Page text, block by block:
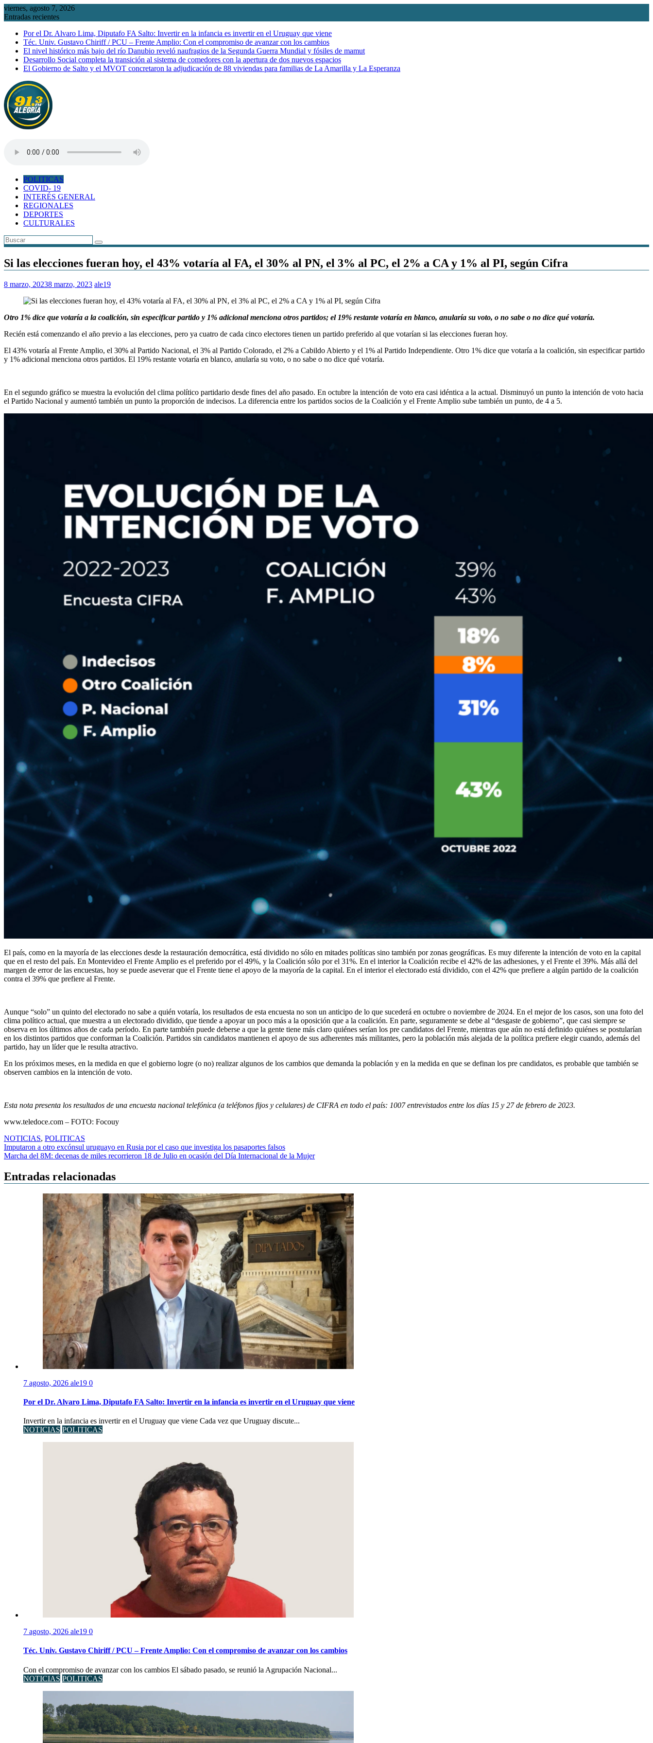
Saltar
al
viernes, agosto 7, 2026
Entradas recientes
Por el Dr. Alvaro Lima, Diputafo FA Salto: Invertir en la infancia es invertir en el Uruguay que viene
Téc. Univ. Gustavo Chiriff / PCU – Frente Amplio: Con el compromiso de avanzar con los cambios
El nivel histórico más bajo del río Danubio reveló naufragios de la Segunda Guerra Mundial y fósiles de mamut
Desarrollo Social completa la transición al sistema de comedores con la apertura de dos nuevos espacios
El Gobierno de Salto y el MVOT concretaron la adjudicación de 88 viviendas para familias de La Amarilla y La Esperanza
POLITICAS
COVID- 19
INTERÉS GENERAL
REGIONALES
DEPORTES
CULTURALES
Si las elecciones fueran hoy, el 43% votaría al FA, el 30% al PN, el 3% al PC, el 2% a CA y 1% al PI, según Cifra
8 marzo, 20238 marzo, 2023 ale19
Otro 1% dice que votaría a la coalición, sin especificar partido y 1% adicional menciona otros partidos; el 19% restante votaría en blanco, anularía su voto, o no sabe o no dice qué votaría.
Recién está comenzando el año previo a las elecciones, pero ya cuatro de cada cinco electores tienen un partido preferido al que votarían si las elecciones fueran hoy.
El 43% votaría al Frente Amplio, el 30% al Partido Nacional, el 3% al Partido Colorado, el 2% a Cabildo Abierto y el 1% al Partido Independiente. Otro 1% dice que votaría a la coalición, sin especificar partido
y 1% adicional menciona otros partidos. El 19% restante votaría en blanco, anularía su voto, o no sabe o no dice qué votaría.
En el segundo gráfico se muestra la evolución del clima político partidario desde fines del año pasado. En octubre la intención de voto era casi idéntica a la actual. Disminuyó un punto la intención de voto hacia
el Partido Nacional y aumentó también un punto la proporción de indecisos. La diferencia entre los partidos socios de la Coalición y el Frente Amplio sube también un punto, de 4 a 5.
El país, como en la mayoría de las elecciones desde la restauración democrática, está dividido no sólo en mitades políticas sino también por zonas geográficas. Es muy diferente la intención de voto en la capital
que en el resto del país. En Montevideo el Frente Amplio es el preferido por el 49%, y la Coalición sólo por el 31%. En el interior la Coalición recibe el 42% de las adhesiones, y el Frente el 39%. Más allá del
margen de error de las encuestas, hoy se puede aseverar que el Frente tiene el apoyo de la mayoría de la capital. En el interior el electorado está dividido, con el 42% que prefiere a algún partido de la coalición
contra el 39% que prefiere al Frente.
Aunque “solo” un quinto del electorado no sabe a quién votaría, los resultados de esta encuesta no son un anticipo de lo que sucederá en octubre o noviembre de 2024. En el mejor de los casos, son una foto del
clima político actual, que muestra a un electorado dividido, que tiende a apoyar un poco más a la oposición que a la coalición. En parte, seguramente se debe al “desgaste de gobierno”, que casi siempre se
observa en los últimos años de cada período. En parte también puede deberse a que la gente tiene más claro quiénes serían los pre candidatos del Frente, mientras que aún no está definido quiénes se postularían
en los distintos partidos que conforman la Coalición. Partidos sin candidatos mantienen el apoyo de sus adherentes más militantes, pero la población más alejada de la política prefiere elegir cuando, además del
partido, hay un líder que le resulta atractivo.
En los próximos meses, en la medida en que el gobierno logre (o no) realizar algunos de los cambios que demanda la población y en la medida en que se definan los pre candidatos, es probable que también se
observen cambios en la intención de voto.
Esta nota presenta los resultados de una encuesta nacional telefónica (a teléfonos fijos y celulares) de CIFRA en todo el país: 1007 entrevistados entre los días 15 y 27 de febrero de 2023.
www.teledoce.com – FOTO: Focouy
NOTICIAS, POLITICAS
Navegación
de
entradas
Imputaron a otro excónsul uruguayo en Rusia por el caso que investiga los pasaportes falsos
Marcha del 8M: decenas de miles recorrieron 18 de Julio en ocasión del Día Internacional de la Mujer
Entradas relacionadas
7 agosto, 2026 ale19 0
Por el Dr. Alvaro Lima, Diputafo FA Salto: Invertir en la infancia es invertir en el Uruguay que viene
Invertir en la infancia es invertir en el Uruguay que viene Cada vez que Uruguay discute...
NOTICIAS POLITICAS
7 agosto, 2026 ale19 0
Téc. Univ. Gustavo Chiriff / PCU – Frente Amplio: Con el compromiso de avanzar con los cambios
Con el compromiso de avanzar con los cambios El sábado pasado, se reunió la Agrupación Nacional...
NOTICIAS POLITICAS